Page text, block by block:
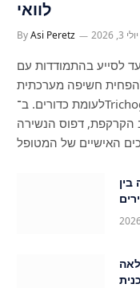
לוואי
ByAsi Peretz יולי 3, 2026
לסייע בהתמודדות עם
להפחית חשיפה מערכתית
לעומת כדורים. ב־Trichogenics, מרפאה מתקדמת להשתלת
הקרקפת, דפוס הנשירה